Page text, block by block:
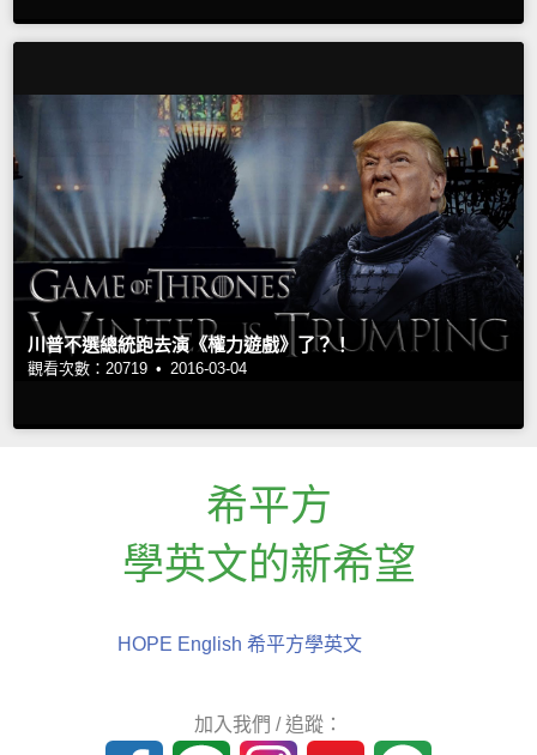
川普不選總統跑去演《權力遊戲》了？！
觀看次數：20719 • 2016-03-04
希平方
學英文的新希望
HOPE English 希平方學英文
加入我們 / 追蹤：